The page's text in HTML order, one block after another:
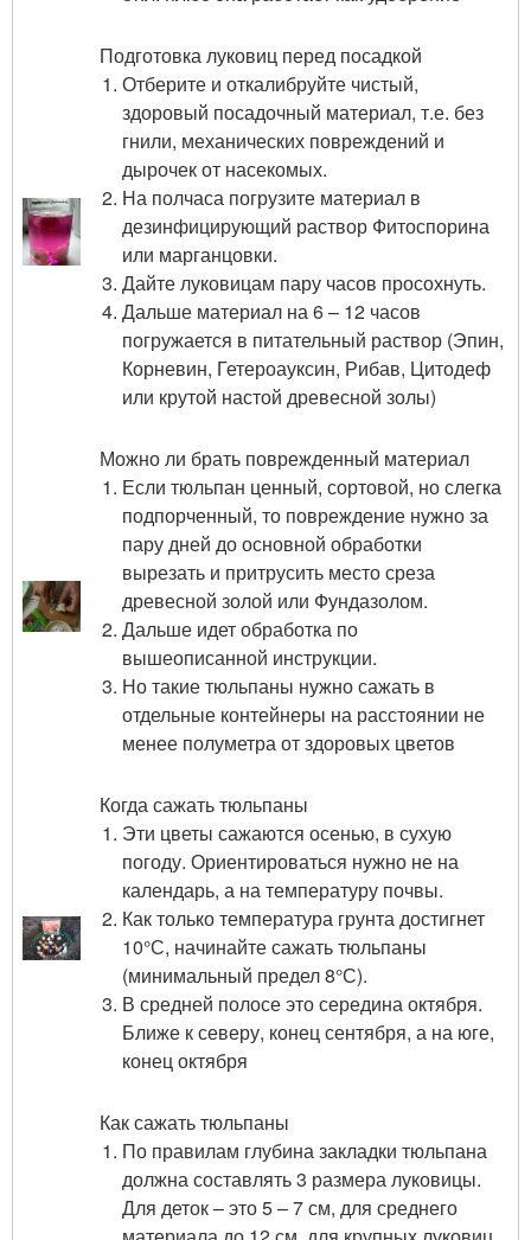
Подготовка луковиц перед посадкой
Отберите и откалибруйте чистый,
здоровый посадочный материал, т.е. без
гнили, механических повреждений и
дырочек от насекомых.
На полчаса погрузите материал в
дезинфицирующий раствор Фитоспорина
или марганцовки.
Дайте луковицам пару часов просохнуть.
Дальше материал на 6 – 12 часов
погружается в питательный раствор (Эпин,
Корневин, Гетероауксин, Рибав, Цитодеф
или крутой настой древесной золы)
Можно ли брать поврежденный материал
Если тюльпан ценный, сортовой, но слегка
подпорченный, то повреждение нужно за
пару дней до основной обработки
вырезать и притрусить место среза
древесной золой или Фундазолом.
Дальше идет обработка по
вышеописанной инструкции.
Но такие тюльпаны нужно сажать в
отдельные контейнеры на расстоянии не
менее полуметра от здоровых цветов
Когда сажать тюльпаны
Эти цветы сажаются осенью, в сухую
погоду. Ориентироваться нужно не на
календарь, а на температуру почвы.
Как только температура грунта достигнет
10°С, начинайте сажать тюльпаны
(минимальный предел 8°С).
В средней полосе это середина октября.
Ближе к северу, конец сентября, а на юге,
конец октября
Как сажать тюльпаны
По правилам глубина закладки тюльпана
должна составлять 3 размера луковицы.
Для деток – это 5 – 7 см, для среднего